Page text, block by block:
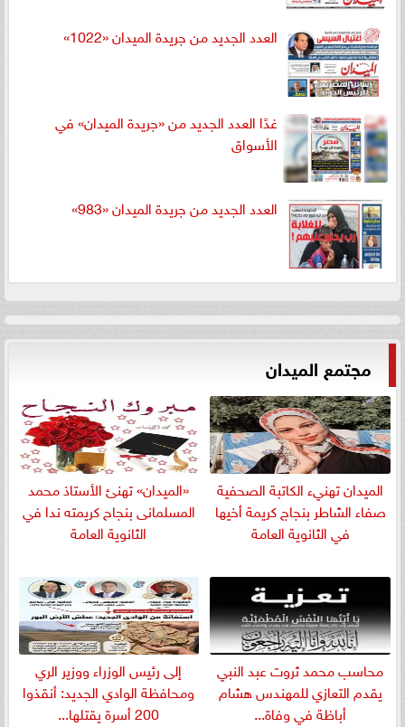
العدد الجديد من جريدة الميدان «1022»
غدًا العدد الجديد من «جريدة الميدان» في
الأسواق
العدد الجديد من جريدة الميدان «983»
مجتمع الميدان
الميدان تهنيء الكاتبة الصحفية
صفاء الشاطر بنجاج كريمة أخيها
في الثانوية العامة
«الميدان» تهنئ الأستاذ محمد
المسلمانى بنجاح كريمته ندا في
الثانوية العامة
​محاسب محمد ثروت عبد النبي
يقدم التعازي للمهندس هشام
أباظة في وفاة...
إلى رئيس الوزراء ووزير الري
ومحافظة الوادي الجديد: أنقذوا
200 أسرة يقتلها...